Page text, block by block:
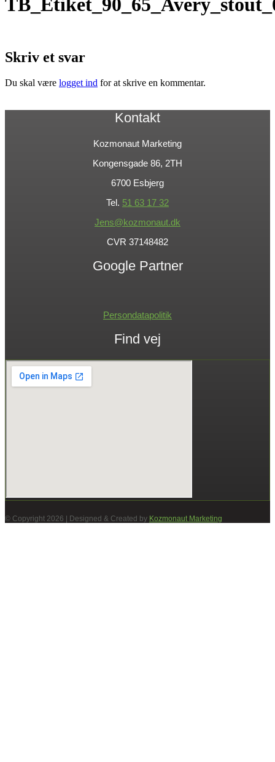
Skriv et svar
Du skal være logget ind for at skrive en kommentar.
Kontakt
Kozmonaut Marketing
Kongensgade 86, 2TH
6700 Esbjerg
Tel. 51 63 17 32
Jens@kozmonaut.dk
CVR 37148482
Google Partner
Persondatapolitik
Find vej
© Copyright 2026 | Designed & Created by Kozmonaut Marketing